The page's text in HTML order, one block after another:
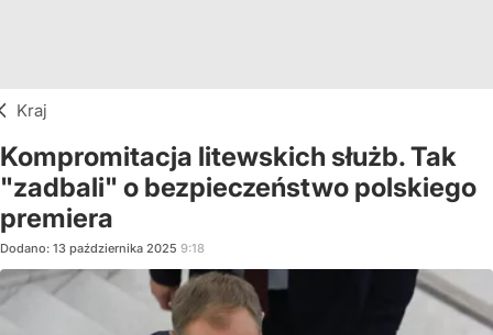
Kraj
Kompromitacja litewskich służb. Tak
"zadbali" o bezpieczeństwo polskiego
premiera
Dodano: 13 października 2025 9:18